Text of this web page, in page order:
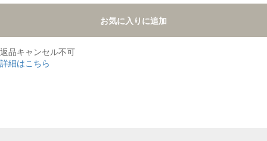
お気に入りに追加
返品キャンセル不可
詳細はこちら